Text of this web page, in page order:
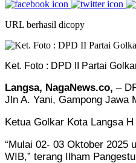
URL berhasil dicopy
Ket. Foto : DPD II Partai
Langsa, NagaNews.co, –
Jln A. Yani, Gampong Jawa
Ketua Golkar Kota Langsa
“Mulai 02- 03 Oktober 2025
WIB,” terang Ilham